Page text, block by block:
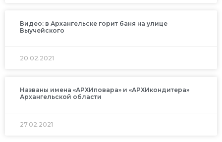
Видео: в Архангельске горит баня на улице
Выучейского
20.02.2021
Названы имена «АРХИповара» и «АРХИкондитера»
Архангельской области
27.02.2021